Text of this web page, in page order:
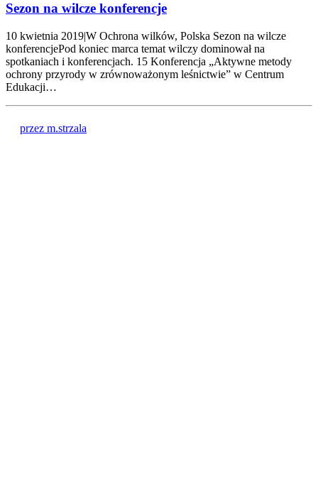
Sezon na wilcze konferencje
10 kwietnia 2019|W Ochrona wilków, Polska Sezon na wilcze
konferencjePod koniec marca temat wilczy dominował na
spotkaniach i konferencjach. 15 Konferencja „Aktywne metody
ochrony przyrody w zrównoważonym leśnictwie” w Centrum
Edukacji…
przez m.strzala